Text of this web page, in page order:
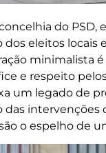
do PSD,
dos eleitos locais
minimalista
e respeito
um legado de
das intervenções
o espelho de